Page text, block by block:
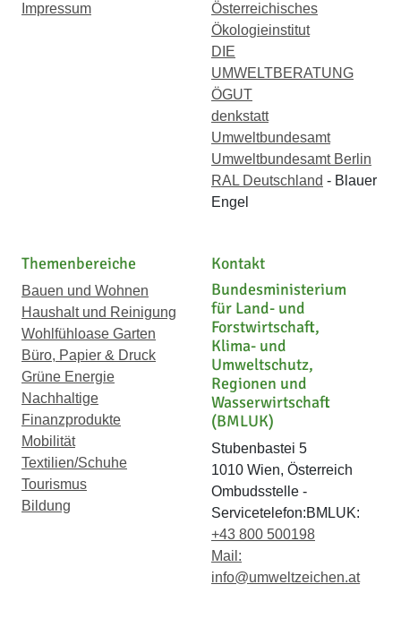
Impressum
Österreichisches
Ökologieinstitut
DIE
UMWELTBERATUNG
ÖGUT
denkstatt
Umweltbundesamt
Umweltbundesamt Berlin
RAL Deutschland - Blauer
Engel
Themenbereiche
Bauen und Wohnen
Haushalt und Reinigung
Wohlfühloase Garten
Büro, Papier & Druck
Grüne Energie
Nachhaltige
Finanzprodukte
Mobilität
Textilien/Schuhe
Tourismus
Bildung
Kontakt
Bundesministerium
für Land- und
Forstwirtschaft,
Klima- und
Umweltschutz,
Regionen und
Wasserwirtschaft
(BMLUK)
Stubenbastei 5
1010 Wien, Österreich
Ombudsstelle -
Servicetelefon:BMLUK:
+43 800 500198
Mail:
info@umweltzeichen.at